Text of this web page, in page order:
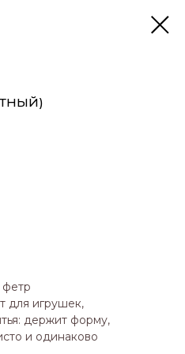
для игрушек,
держит форму,
и одинаково